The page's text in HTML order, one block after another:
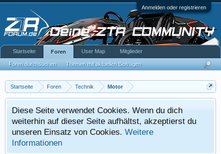
Anmelden oder registrieren
Startseite Foren Technik Motor
Diese Seite verwendet Cookies. Wenn du dich
weiterhin auf dieser Seite aufhältst, akzeptierst du
unseren Einsatz von Cookies. Weitere
Informationen
Startseite Foren
Foren durchsuchen Themen mit aktuellen Beiträgen
User Map Mitglieder